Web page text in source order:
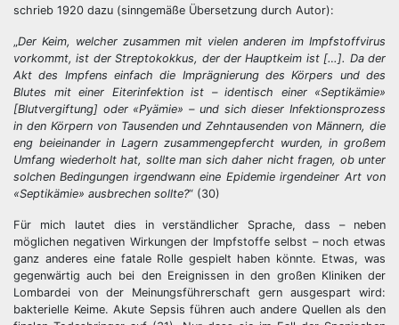
schrieb 1920 dazu (sinngemäße Übersetzung durch Autor):
„Der Keim, welcher zusammen mit vielen anderen im Impfstoffvirus
vorkommt, ist der Streptokokkus, der der Hauptkeim ist […]. Da der
Akt des Impfens einfach die Imprägnierung des Körpers und des
Blutes mit einer Eiterinfektion ist – identisch einer «Septikämie»
[Blutvergiftung] oder «Pyämie» – und sich dieser Infektionsprozess
in den Körpern von Tausenden und Zehntausenden von Männern, die
eng beieinander in Lagern zusammengepfercht wurden, in großem
Umfang wiederholt hat, sollte man sich daher nicht fragen, ob unter
solchen Bedingungen irgendwann eine Epidemie irgendeiner Art von
«Septikämie» ausbrechen sollte?“ (30)
Für mich lautet dies in verständlicher Sprache, dass – neben
möglichen negativen Wirkungen der Impfstoffe selbst – noch etwas
ganz anderes eine fatale Rolle gespielt haben könnte. Etwas, was
gegenwärtig auch bei den Ereignissen in den großen Kliniken der
Lombardei von der Meinungsführerschaft gern ausgespart wird:
bakterielle Keime. Akute Sepsis führen auch andere Quellen als den